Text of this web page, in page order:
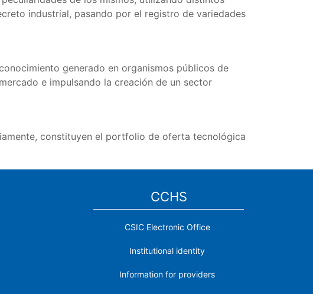
industrial, pasando por el registro de variedades
generado en organismos públicos de
e impulsando la creación de un sector
constituyen el portfolio de oferta tecnológica
CCHS
CSIC Electronic Office
Institutional identity
Information for providers